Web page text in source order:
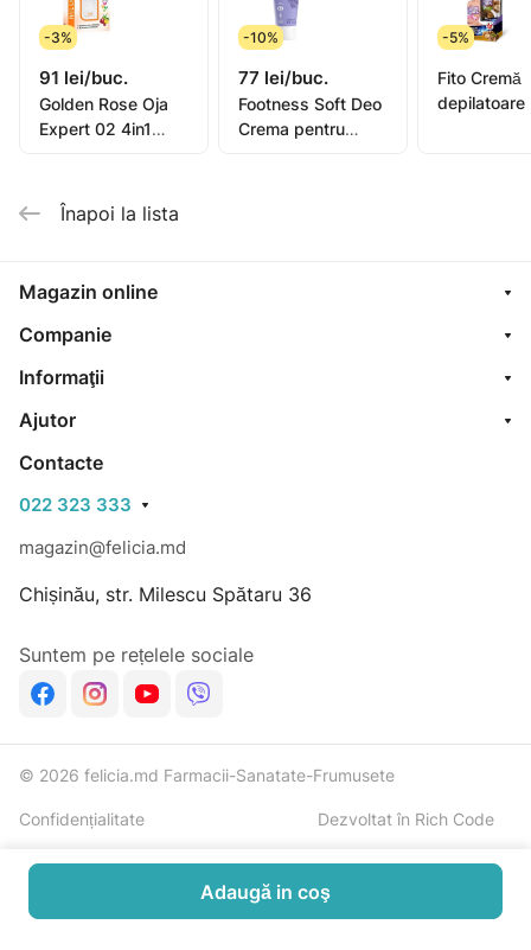
Tree) Essential Oil, Propylene Glycol, Diazolidinyl Urea,
Methylparaben, Propylparaben.
-3%
91 lei/buc.
Golden Rose Oja
Expert 02 4in1
-10%
77 lei/buc.
Footness Soft Deo
Crema pentru
-5%
Fito Cremă
depilatoare
Înapoi la lista
Magazin online
Companie
Informaţii
Ajutor
Contacte
022 323 333
magazin@felicia.md
Chișinău, str. Milescu Spătaru 36
Suntem pe rețelele sociale
© 2026 felicia.md Farmacii-Sanatate-Frumusete
Confidențialitate Dezvoltat în Rich Code
Adaugă in coş